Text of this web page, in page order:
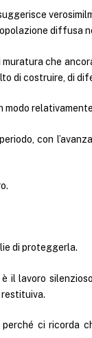
diffusa
che
di costruire, di
modo
con
di proteggerla.
il lavoro
restituiva.
ci ricorda